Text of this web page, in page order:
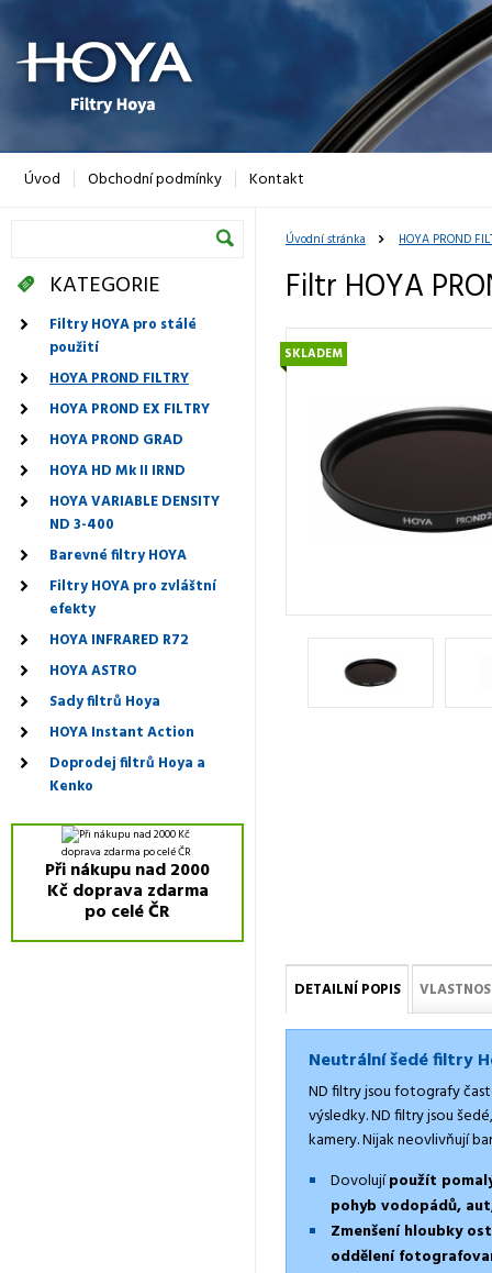
Úvodní stránka HOYA PROND
Filtr HOYA
SKLADEM
DETAILNÍ POPIS
Neutrální šedé filtry
ND filtry jsou fotografy
výsledky. ND filtry jsou
kamery. Nijak neovlivňují
Dovolujípoužít
pohyb vodopádů,
Zmenšení hloubky
oddělení
KATEGORIE
Filtry HOYA pro stálé
použití
HOYA PROND FILTRY
HOYA PROND EX FILTRY
HOYA PROND GRAD
HOYA HD Mk II IRND
HOYA VARIABLE DENSITY
ND 3-400
Barevné filtry HOYA
Filtry HOYA pro zvláštní
efekty
HOYA INFRARED R72
HOYA ASTRO
Sady filtrů Hoya
HOYA Instant Action
Doprodej filtrů Hoya a
Kenko
Při nákupu nad 2000
Kč doprava zdarma
po celé ČR
Úvod Obchodní podmínky Kontakt